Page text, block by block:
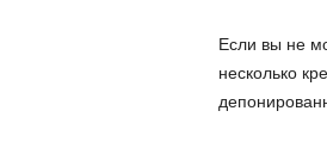
Если вы не
несколько